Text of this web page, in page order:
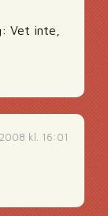
Vet inte,
kl. 16:01